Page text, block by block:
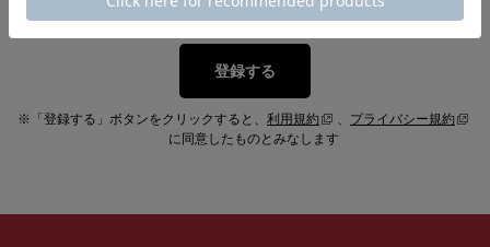
登録する
※「登録する」ボタンをクリックすると、 利用規約 、 プライバシー規約
に同意したものとみなします